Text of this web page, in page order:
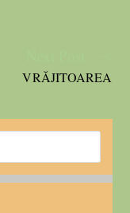
VRĂJITOAREA